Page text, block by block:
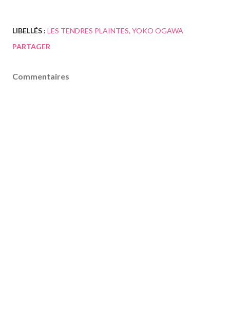
LIBELLÉS : LES TENDRES PLAINTES YOKO OGAWA
PARTAGER
Commentaires